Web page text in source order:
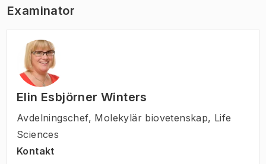
Examinator
Elin Esbjörner Winters
Avdelningschef, Molekylär biovetenskap, Life
Sciences
Kontakt